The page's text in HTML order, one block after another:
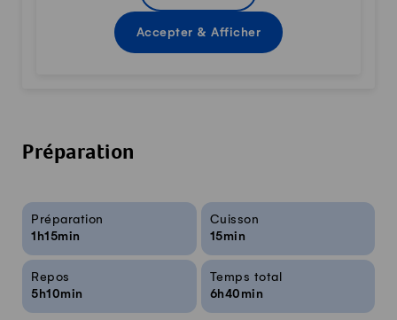
Accepter & Afficher
Préparation
Infos sur la recette
Préparation
1h15min
Cuisson
15min
Repos
5h10min
Temps total
6h40min